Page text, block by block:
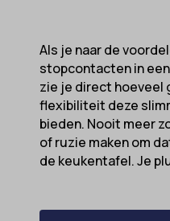
Als je naar de
stopcontacten in
zie je direct hoeveel
flexibiliteit deze
bieden. Nooit meer
of ruzie maken om
de keukentafel. Je